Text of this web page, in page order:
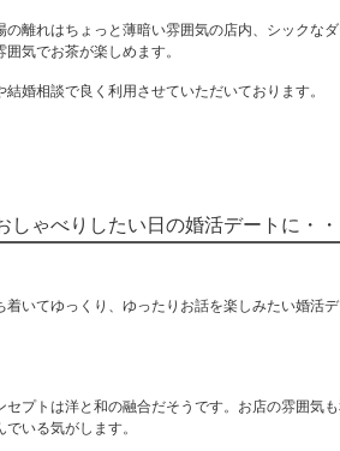
の離れはちょっと薄暗い雰囲気の店内、シックな
気でお茶が楽しめます。
婚相談で良く利用させていただいております。
しゃべりしたい日の婚活デートに・・
着いてゆっくり、ゆったりお話を楽しみたい婚活
セプトは洋と和の融合だそうです。お店の雰囲気
いる気がします。